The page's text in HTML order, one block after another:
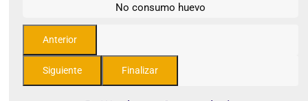
No consumo huevo